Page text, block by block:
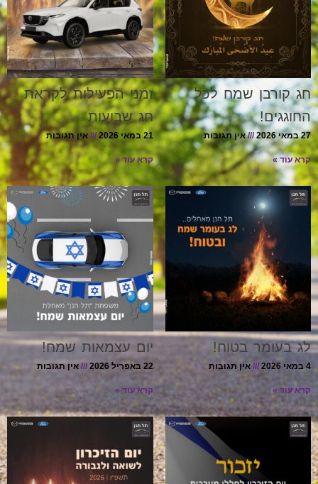
חג קורבן שמח לכל
החוגגים!
27 במאי 2026 אין תגובות
קרא עוד »
זמני הפעילות לקראת
חג שבועות
21 במאי 2026 אין תגובות
קרא עוד »
לג בעומר בטוח!
4 במאי 2026 אין תגובות
קרא עוד »
יום עצמאות שמח!
22 באפריל 2026 אין תגובות
קרא עוד »